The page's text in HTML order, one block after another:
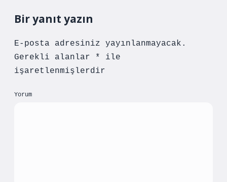
Bir yanıt yazın
E-posta adresiniz yayınlanmayacak.
Gerekli alanlar
*
ile
işaretlenmişlerdir
Yorum